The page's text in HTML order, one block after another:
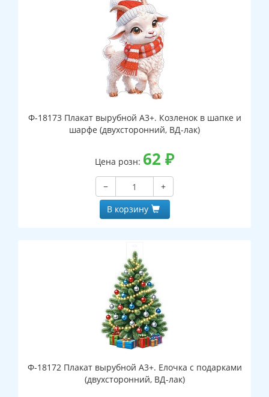
Ф-18173 Плакат вырубной А3+. Козленок в шапке и
шарфе (двухсторонний, ВД-лак)
Цена розн: 62 ₽
−
+
В корзину
Ф-18172 Плакат вырубной А3+. Елочка с подарками
(двухсторонний, ВД-лак)